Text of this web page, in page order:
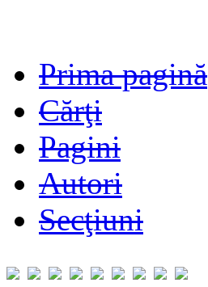
Prima pagină
Cărţi
Pagini
Autori
Secţiuni